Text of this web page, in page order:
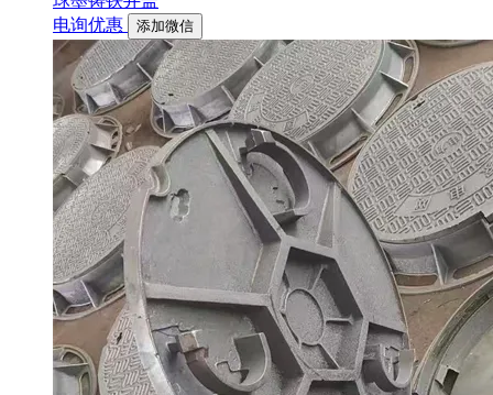
电询优惠
添加微信